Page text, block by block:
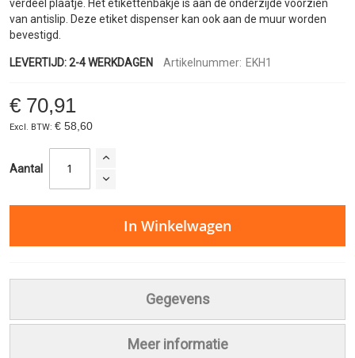
verdeel plaatje. Het etikettenbakje is aan de onderzijde voorzien
van antislip. Deze etiket dispenser kan ook aan de muur worden
bevestigd.
LEVERTIJD: 2-4 WERKDAGEN Artikelnummer: EKH1
€ 70,91
€ 58,60
Aantal
In Winkelwagen
Gegevens
Meer informatie